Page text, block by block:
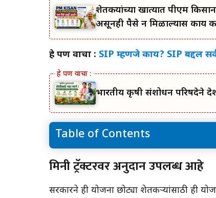
शेतकऱ्यांच्या खात्यात पीएम
असूनही पैसे न मिळाल्यास काय
हे पण वाचा : SIP म्हणजे काय? SIP बद्दल सर्व
भारतीय कृषी संशोधन परिषदेने
Table of Contents
मिनी ट्रॅक्टरवर अनुदान उपलब्ध आहे
मिनी ट्रॅक्टरवर अनुदान उपलब्ध आहे
सरकारने ही योजना छोट्या शेतकऱ्यांसाठी ही